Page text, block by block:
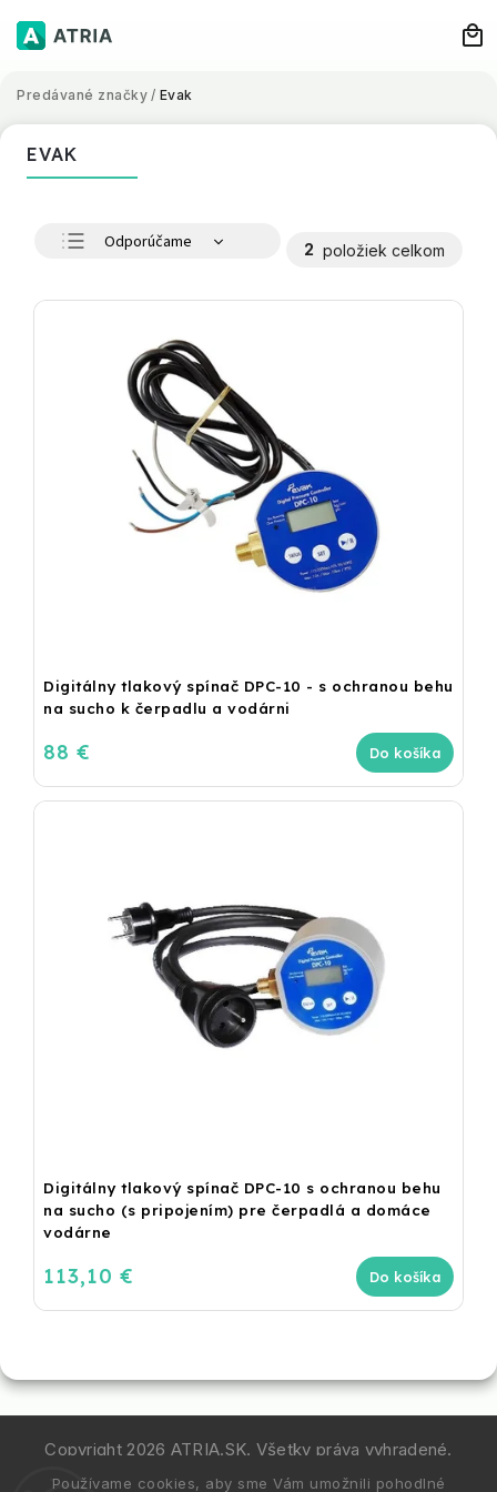
Používame cookies, aby sme Vám umožnili pohodlné
Predávané značky / Evak
EVAK
Odporúčame
Najpredávanejšie
Abecedne
2 položiek celkom
Digitálny tlakový spínač DPC-10 - s ochranou behu
na sucho k čerpadlu a vodárni
88 € Do košíka
Digitálny tlakový spínač DPC-10 s ochranou behu
na sucho (s pripojením) pre čerpadlá a domáce
vodárne
113,10 € Do košíka
Copyright 2026 ATRIA.SK. Všetky práva vyhradené.
Vytvořil Shoptet| DesignShoptak.cz.